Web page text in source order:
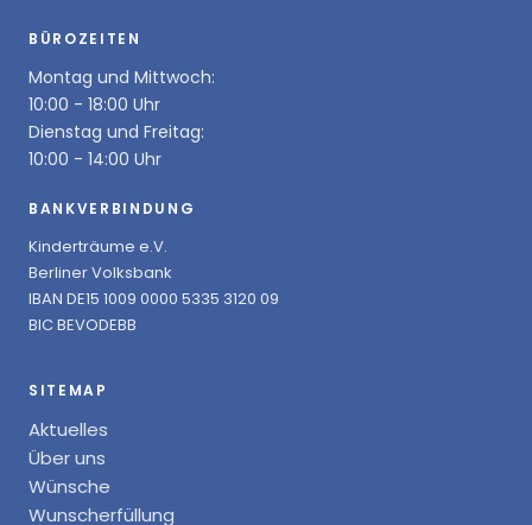
BÜROZEITEN
Montag und Mittwoch:
10:00 - 18:00 Uhr
Dienstag und Freitag:
10:00 - 14:00 Uhr
BANKVERBINDUNG
Kinderträume e.V.
Berliner Volksbank
IBAN DE15 1009 0000 5335 3120 09
BIC BEVODEBB
SITEMAP
Aktuelles
Über uns
Wünsche
Wunscherfüllung